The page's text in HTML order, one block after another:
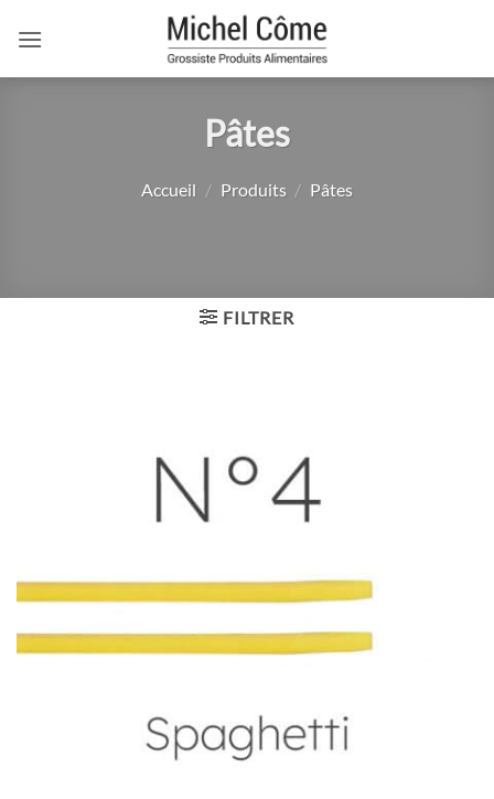
Pâtes
Accueil / Produits / Pâtes
FILTRER